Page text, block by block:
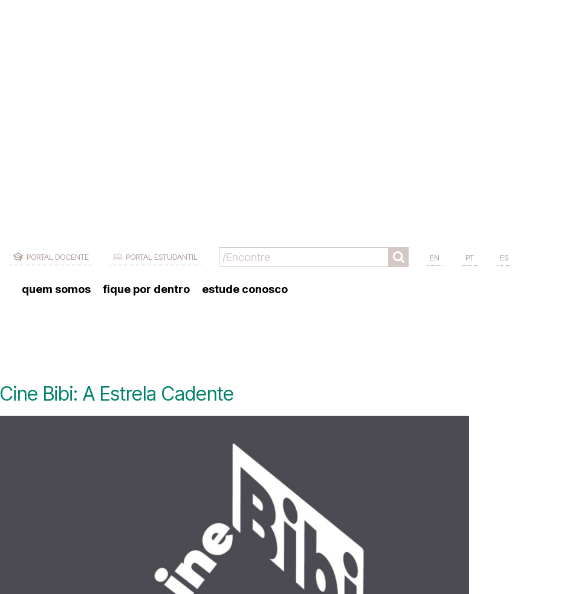
PORTAL DOCENTE PORTAL ESTUDANTIL EN PT ES
quem somos fique por dentro estude conosco
Cine Bibi: A Estrela Cadente